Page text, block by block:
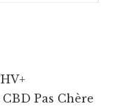
Pas Chère